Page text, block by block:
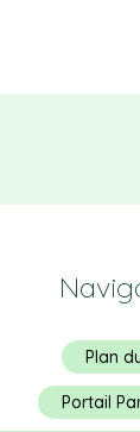
Plan
Portail